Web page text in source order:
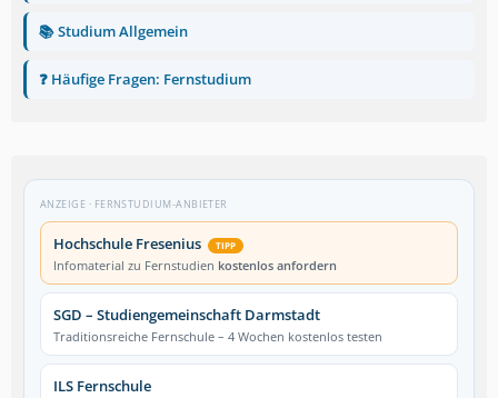
📚 Studium Allgemein
❓ Häufige Fragen: Fernstudium
ANZEIGE · FERNSTUDIUM-ANBIETER
Hochschule Fresenius TIPP
Infomaterial zu Fernstudien kostenlos anfordern
SGD – Studiengemeinschaft Darmstadt
Traditionsreiche Fernschule – 4 Wochen kostenlos testen
ILS Fernschule